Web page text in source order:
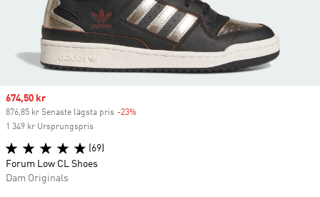
Sale price
674,50 kr
876,85 kr Senaste lägsta pris -23%
1 349 kr Ursprungspris
(69)
Forum Low CL Shoes
Dam Originals